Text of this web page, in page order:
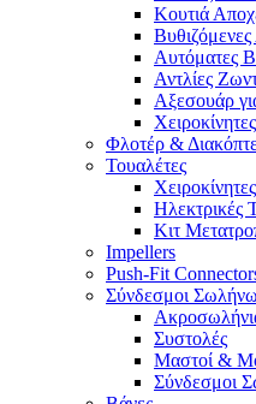
Κουτιά
Βυθιζόμενες
Αυτόματες
Αντλίες
Αξεσουάρ
Φλοτέρ &
Τουαλέτες
Ηλεκτρικές
Κιτ
Impellers
Push-Fit
Σύνδεσμοι
Συστολές
Μαστοί &
Σύνδεσμοι